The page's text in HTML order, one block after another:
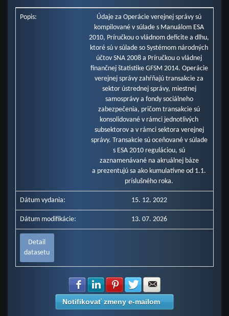
Popis:
Údaje za Operácie verejnej správy sú
kompilované v súlade s Manuálom ESA
2010, Príručkou o vládnom deficite a dlhu,
ktoré sú v súlade so Systémom národných
účtov SNA 2008 a Príručkou o vládnej
finančnej štatistike GFSM 2014. Operácie
verejnej správy zahŕňajú transakcie za
sektor ústrednej správy, miestnej
samosprávy a fondy sociálneho
zabezpečenia, pričom transakcie sú
konsolidované v rámci jednotlivých
subsektorov a v rámci sektora verejnej
správy. Transakcie sú oceňované v súlade
s ESA 2010 reguláciou, sú
zaznamenávané na akruálnej báze
a prezentujú sa ako kumulatívne od 1.1.
príslušného roka.
Dátum vydania: 15. 12. 2022
Dátum modifikácie: 13. 07. 2026
Detail
datasetu
Zdielať na Facebook
Zdielať na LinkedIn
Zdielať na Pinterest
Zdielať na Twitter
Notifikovať zmeny e-mailom